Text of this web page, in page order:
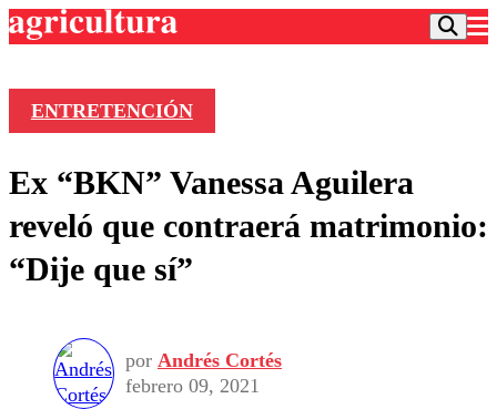
Frecuencias
Agricultura TV
Deportes
Colo Colo
Seleccion Chilena
Torneo Internacional
Entretención
Economía
Internacional
Publicaciones en medios
Opinión
ENTRETENCIÓN
Ex “BKN” Vanessa Aguilera
reveló que contraerá matrimonio:
“Dije que sí”
por Andrés Cortés
febrero 09, 2021